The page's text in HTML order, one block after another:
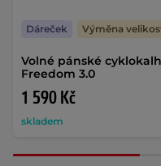
Volné pánské
Freedom 3.0
1 590 Kč
skladem
Dáreček Výměna